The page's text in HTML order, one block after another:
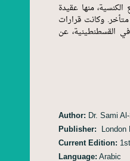
منها عقيدة
وكانت قرارات
القسطنطينية، عن
Author: Dr. Sami
Publisher: London
Current Edition: 1st
Language: Arabic